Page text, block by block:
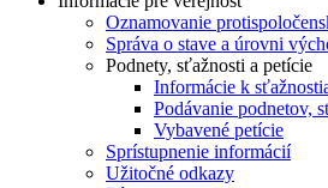
Oznamovanie
Správa o stave a úrovni
Podnety, sťažnosti a petície
Informácie k
Podávanie podnetov,
Vybavené petície
Sprístupnenie informácií
Užitočné odkazy